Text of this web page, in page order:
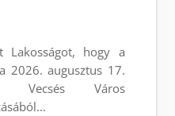
Lakosságot, hogy a
2026. augusztus 17.
Vecsés Város